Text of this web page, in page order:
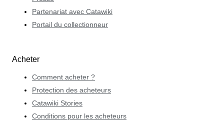
Partenariat avec Catawiki
Portail du collectionneur
Acheter
Comment acheter ?
Protection des acheteurs
Catawiki Stories
Conditions pour les acheteurs